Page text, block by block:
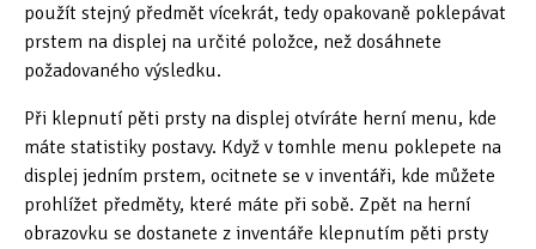
použít stejný předmět vícekrát, tedy opakovaně poklepávat
prstem na displej na určité položce, než dosáhnete
požadovaného výsledku.
Při klepnutí pěti prsty na displej otvíráte herní menu, kde
máte statistiky postavy. Když v tomhle menu poklepete na
displej jedním prstem, ocitnete se v inventáři, kde můžete
prohlížet předměty, které máte při sobě. Zpět na herní
obrazovku se dostanete z inventáře klepnutím pěti prsty